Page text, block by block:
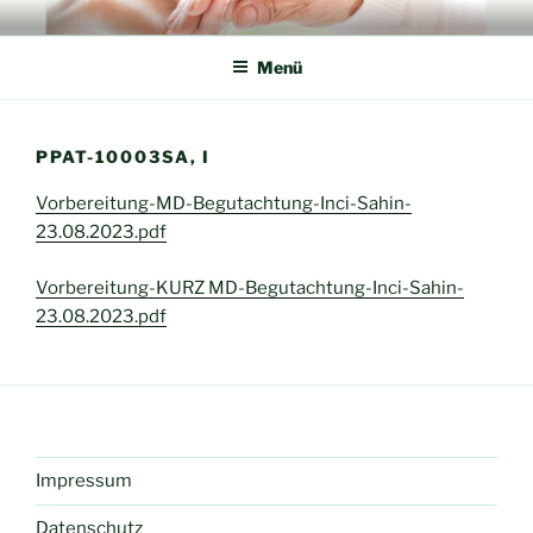
Zum
InhaltAMICARA
Freunde, die helfen! Das Netzwerk helfender Hände in der Pflege
Menü
PPAT-10003SA, I
Vorbereitung-MD-Begutachtung-Inci-Sahin-
23.08.2023.pdf
Vorbereitung-KURZ MD-Begutachtung-Inci-Sahin-
23.08.2023.pdf
Impressum
Datenschutz